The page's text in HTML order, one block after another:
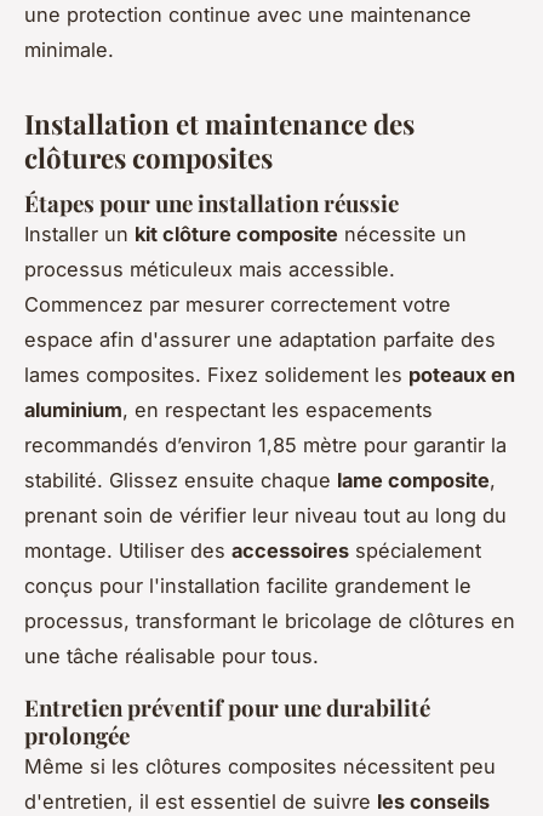
une protection continue avec une maintenance
minimale.
Installation et maintenance des
clôtures composites
Étapes pour une installation réussie
Installer un kit clôture composite nécessite un
processus méticuleux mais accessible.
Commencez par mesurer correctement votre
espace afin d'assurer une adaptation parfaite des
lames composites. Fixez solidement les poteaux en
aluminium, en respectant les espacements
recommandés d’environ 1,85 mètre pour garantir la
stabilité. Glissez ensuite chaque lame composite,
prenant soin de vérifier leur niveau tout au long du
montage. Utiliser des accessoires spécialement
conçus pour l'installation facilite grandement le
processus, transformant le bricolage de clôtures en
une tâche réalisable pour tous.
Entretien préventif pour une durabilité
prolongée
Même si les clôtures composites nécessitent peu
d'entretien, il est essentiel de suivre les conseils